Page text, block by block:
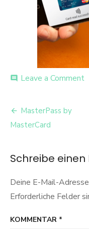
comment Leave a Commenton
Beitrags-
Navigation
MasterPass by
MasterCard
Schreibe
Deine E-Mail-
Erforderliche Felder
KOMMENTAR *